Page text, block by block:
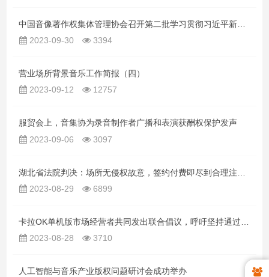
2023-09-30
3394
营业场所背景音乐工作简报（四）
2023-09-12
12757
服贸会上，音集协为录音制作者广播和表演获酬权保护发声
2023-09-06
3097
2023-08-29
6899
2023-08-28
3710
人工智能与音乐产业版权问题研讨会成功举办